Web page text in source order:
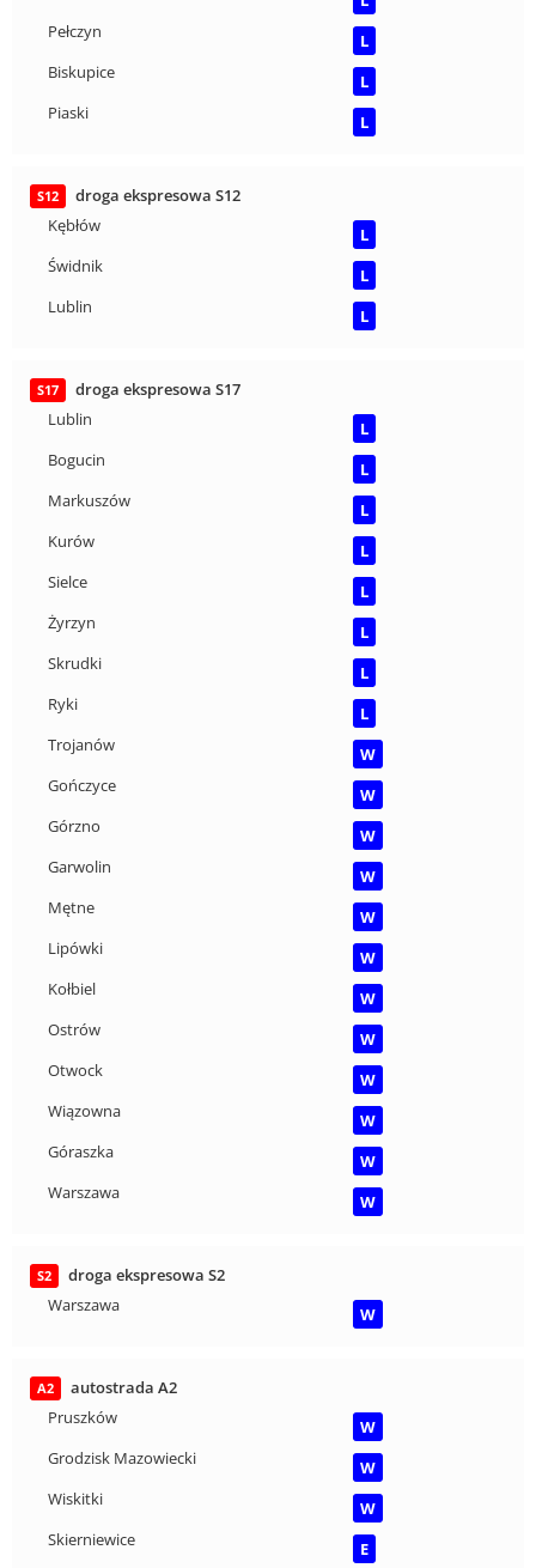
Pełczyn
L
Biskupice
L
Piaski
L
S12
droga ekspresowa S12
Kębłów
L
Świdnik
L
Lublin
L
S17
droga ekspresowa S17
Lublin
L
Bogucin
L
Markuszów
L
Kurów
L
Sielce
L
Żyrzyn
L
Skrudki
L
Ryki
L
Trojanów
W
Gończyce
W
Górzno
W
Garwolin
W
Mętne
W
Lipówki
W
Kołbiel
W
Ostrów
W
Otwock
W
Wiązowna
W
Góraszka
W
Warszawa
W
S2
droga ekspresowa S2
Warszawa
W
A2
autostrada A2
Pruszków
W
Grodzisk Mazowiecki
W
Wiskitki
W
Skierniewice
E